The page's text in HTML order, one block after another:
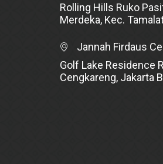
Rolling Hills Ruko
Merdeka, Kec.
Jannah Firdaus
Golf Lake Residence
Cengkareng, Jakarta